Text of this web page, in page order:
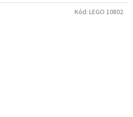
Kód: LEGO 10802